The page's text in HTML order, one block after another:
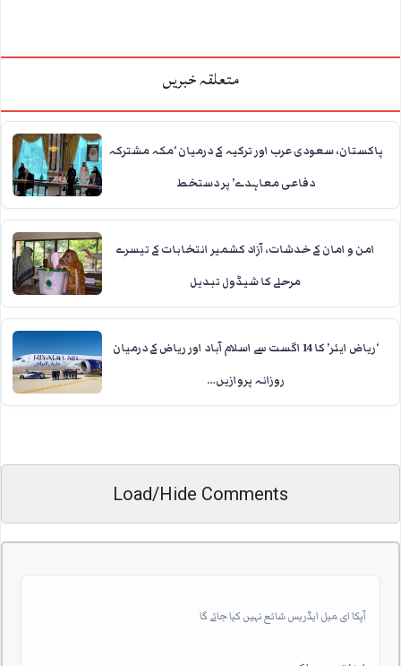
متعلقہ خبریں
پاکستان، سعودی عرب اور ترکیہ کے درمیان ‘مکہ مشترکہ
دفاعی معاہدے’ پر دستخط
امن و امان کے خدشات، آزاد کشمیر انتخابات کے تیسرے
مرحلے کا شیڈول تبدیل
‘ریاض ایئر’ کا 14 اگست سے اسلام آباد اور ریاض کے درمیان
روزانہ پروازیں…
Load/Hide Comments
آپکا ای میل ایڈریس شائع نہیں کیا جائے گا